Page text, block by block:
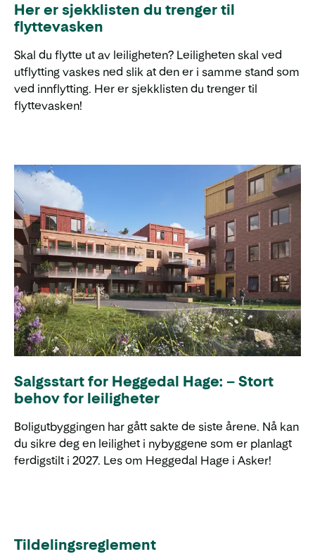
Her er sjekklisten du trenger til
flyttevasken
Skal du flytte ut av leiligheten? Leiligheten skal ved
utflytting vaskes ned slik at den er i samme stand som
ved innflytting. Her er sjekklisten du trenger til
flyttevasken!
Salgsstart for Heggedal Hage: – Stort
behov for leiligheter
Boligutbyggingen har gått sakte de siste årene. Nå kan
du sikre deg en leilighet i nybyggene som er planlagt
ferdigstilt i 2027. Les om Heggedal Hage i Asker!
Tildelingsreglement